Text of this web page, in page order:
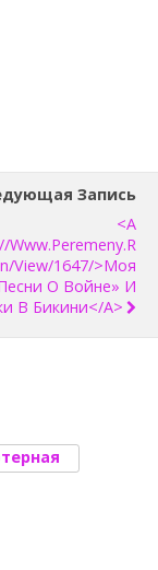
Запись
<a
www.peremeny.r
view/1647/>Моя
О Войне» И
В Бикини</a>